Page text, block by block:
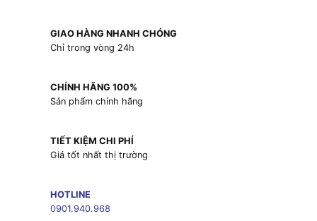
GIAO HÀNG NHANH CHÓNG
Chỉ trong vòng 24h
CHÍNH HÃNG 100%
Sản phẩm chính hãng
TIẾT KIỆM CHI PHÍ
Giá tốt nhất thị trường
HOTLINE
0901.940.968